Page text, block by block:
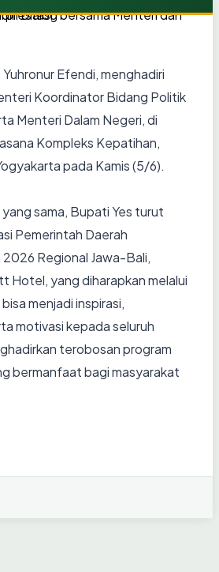
Efendi, menghadiri
Koordinator Bidang Politik
Menteri Dalam Negeri, di
Kompleks Kepatihan,
pada Kamis (5/6).
sama, Bupati Yes turut
Pemerintah Daerah
Regional Jawa-Bali,
Hotel, yang diharapkan melalui
menjadi inspirasi,
motivasi kepada seluruh
terobosan program
bermanfaat bagi masyarakat